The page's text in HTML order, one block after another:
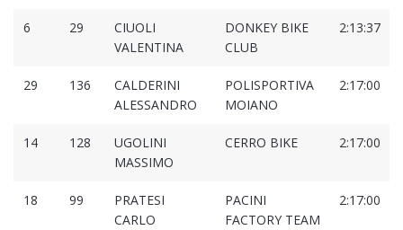
6 29
CIUOLI
VALENTINA
DONKEY BIKE
CLUB
2:13:37
29 136
CALDERINI
ALESSANDRO
POLISPORTIVA
MOIANO
2:17:00
14 128
UGOLINI
MASSIMO
CERRO BIKE 2:17:00
18 99
PRATESI
CARLO
PACINI
FACTORY TEAM
2:17:00